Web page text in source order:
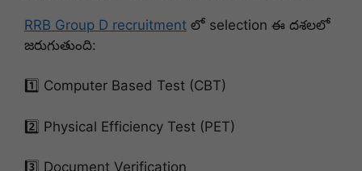
RRB Group D recruitment లో selection ఈ దశలలో
జరుగుతుంది:
1️⃣ Computer Based Test (CBT)
2️⃣ Physical Efficiency Test (PET)
3️⃣ Document Verification